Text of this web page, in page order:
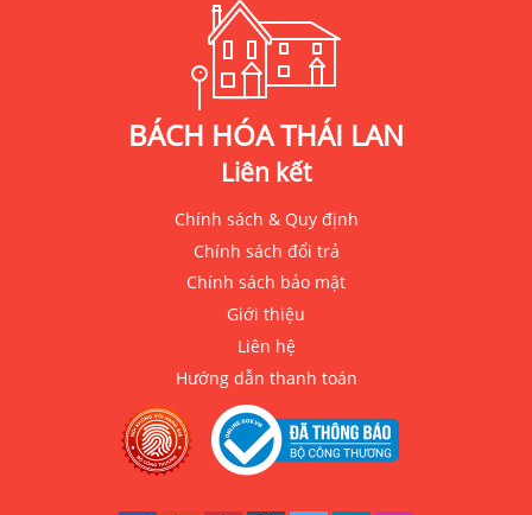
BÁCH HÓA THÁI LAN
Liên kết
Chính sách & Quy định
Chính sách đổi trả
Chính sách bảo mật
Giới thiệu
Liên hệ
Hướng dẫn thanh toán